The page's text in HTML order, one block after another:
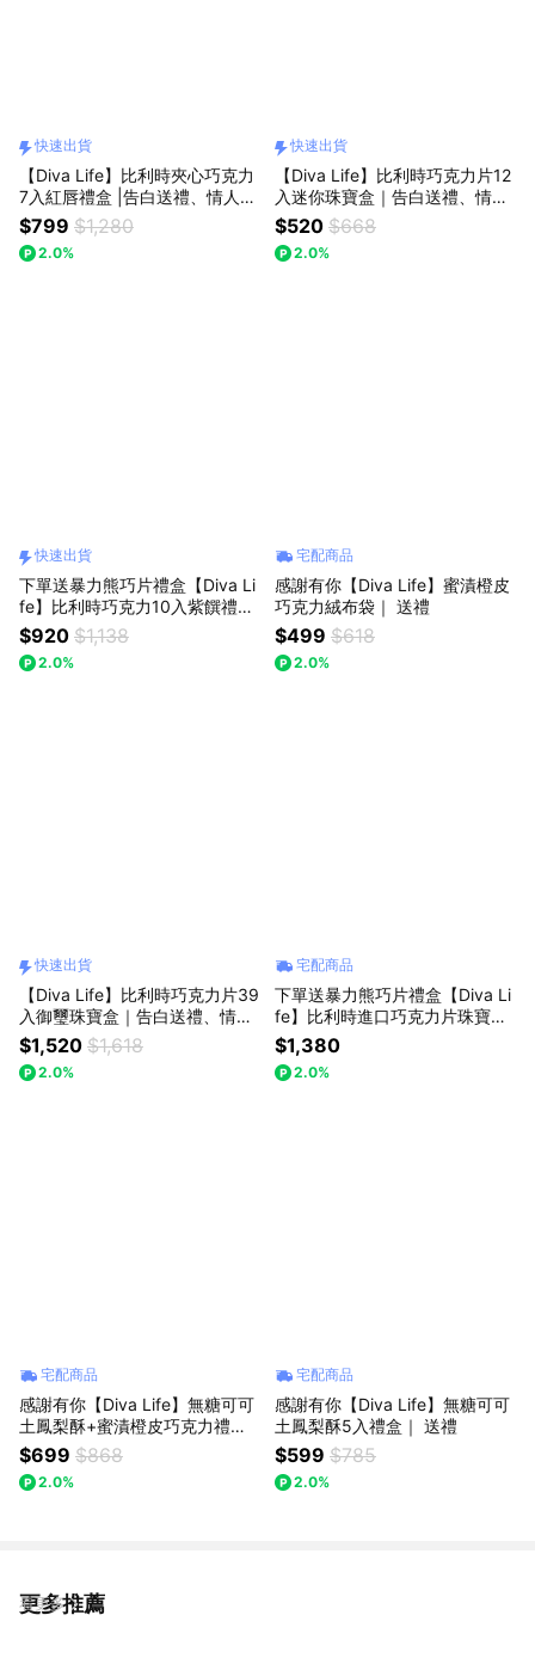
快速出貨
【Diva Life】比利時夾心巧克力
7入紅唇禮盒 |告白送禮、情人節
送禮、快速出貨
$799 $1,280
2.0%
快速出貨
【Diva Life】比利時巧克力片12
入迷你珠寶盒｜告白送禮、情人
節送禮、快速出貨
$520 $668
2.0%
快速出貨
下單送暴力熊巧片禮盒【Diva Li
fe】比利時巧克力10入紫饌禮盒
｜告白送禮、情人節送禮、快速
出貨
$920 $1,138
2.0%
宅配商品
感謝有你【Diva Life】蜜漬橙皮
巧克力絨布袋｜ 送禮
$499 $618
2.0%
快速出貨
【Diva Life】比利時巧克力片39
入御璽珠寶盒｜告白送禮、情人
節送禮、快速出貨
$1,520 $1,618
2.0%
宅配商品
下單送暴力熊巧片禮盒【Diva Li
fe】比利時進口巧克力片珠寶禮
盒組(經典款+迷你款) | 告白送禮
$1,380
2.0%
宅配商品
感謝有你【Diva Life】無糖可可
土鳳梨酥+蜜漬橙皮巧克力禮盒
｜送禮
$699 $868
2.0%
宅配商品
感謝有你【Diva Life】無糖可可
土鳳梨酥5入禮盒｜ 送禮
$599 $785
2.0%
更多推薦
看更多